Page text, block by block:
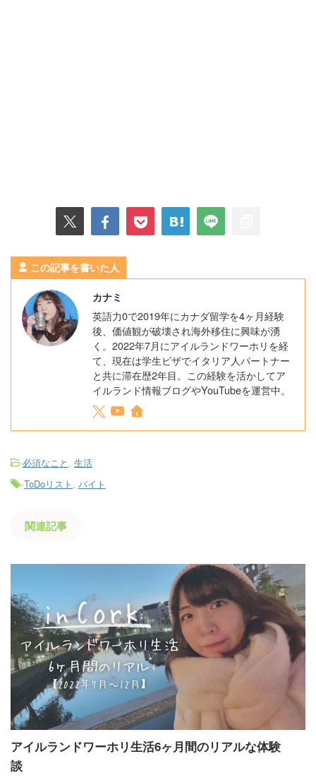
この記事を書いた人
カナミ
英語力0で2019年にカナダ留学を4ヶ月経験
後、価値観が破壊され海外移住に興味が湧
く。2022年7月にアイルランドワーホリを経
て、現在は学生ビザでイタリア人パートナー
と共に滞在歴2年目。この経験を活かしてア
イルランド情報ブログやYouTubeを運営中。
-必須なこと , 生活
-ToDoリスト , バイト
関連記事
アイルランドワーホリ生活6ヶ月間のリアルな体験
談